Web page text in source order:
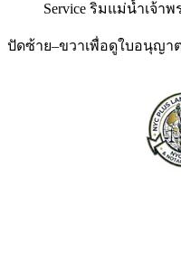
Service ริมแม่น้ำเจ้า
ปัดซ้าย–ขวาเพื่อดูใบอนุญาต